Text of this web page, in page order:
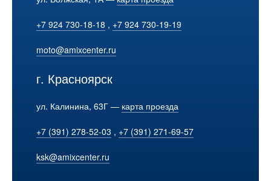
+7 924 730-18-18 , +7 924 730-19-19
moto@amixcenter.ru
г. Красноярск
ул. Калинина, 63Г — карта проезда
+7 (391) 278-52-03 , +7 (391) 271-69-57
ksk@amixcenter.ru